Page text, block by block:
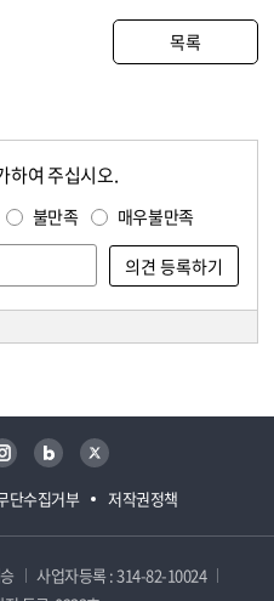
목록
하여 주십시오.
불만족 매우불만족
단수집거부 저작권정책
인스타그램 블로그 트위터
사업자등록 : 314-82-10024